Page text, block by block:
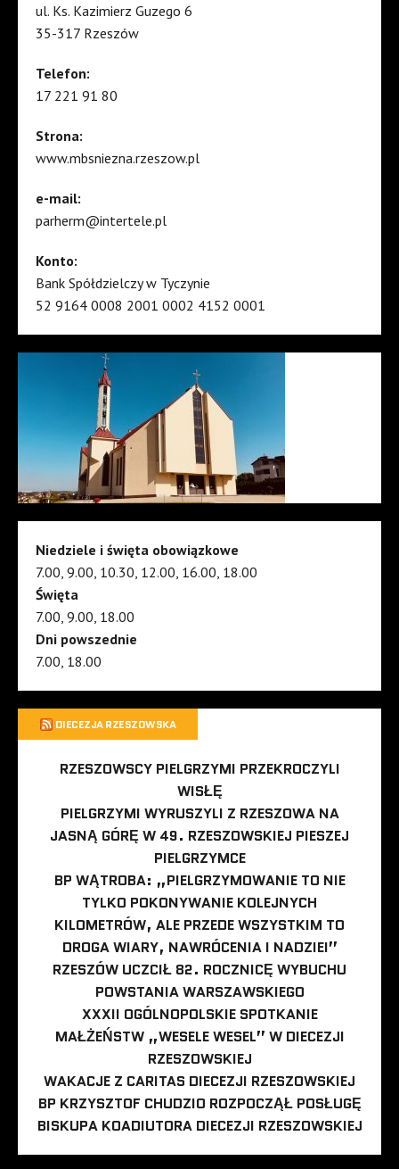
ul. Ks. Kazimierz Guzego 6
35-317 Rzeszów
Telefon:
17 221 91 80
Strona:
www.mbsniezna.rzeszow.pl
e-mail:
parherm@intertele.pl
Konto:
Bank Spółdzielczy w Tyczynie
52 9164 0008 2001 0002 4152 0001
Niedziele i święta obowiązkowe
7.00, 9.00, 10.30, 12.00, 16.00, 18.00
Święta
7.00, 9.00, 18.00
Dni powszednie
7.00, 18.00
DIECEZJA RZESZOWSKA
RZESZOWSCY PIELGRZYMI PRZEKROCZYLI
WISŁĘ
PIELGRZYMI WYRUSZYLI Z RZESZOWA NA
JASNĄ GÓRĘ W 49. RZESZOWSKIEJ PIESZEJ
PIELGRZYMCE
BP WĄTROBA: „PIELGRZYMOWANIE TO NIE
TYLKO POKONYWANIE KOLEJNYCH
KILOMETRÓW, ALE PRZEDE WSZYSTKIM TO
DROGA WIARY, NAWRÓCENIA I NADZIEI”
RZESZÓW UCZCIŁ 82. ROCZNICĘ WYBUCHU
POWSTANIA WARSZAWSKIEGO
XXXII OGÓLNOPOLSKIE SPOTKANIE
MAŁŻEŃSTW „WESELE WESEL” W DIECEZJI
RZESZOWSKIEJ
WAKACJE Z CARITAS DIECEZJI RZESZOWSKIEJ
BP KRZYSZTOF CHUDZIO ROZPOCZĄŁ POSŁUGĘ
BISKUPA KOADIUTORA DIECEZJI RZESZOWSKIEJ